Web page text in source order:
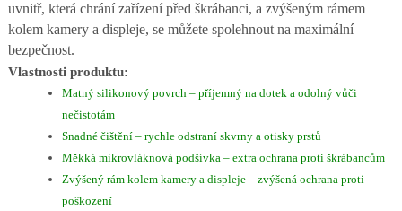
uvnitř, která chrání zařízení před škrábanci, a zvýšeným rámem
kolem kamery a displeje, se můžete spolehnout na maximální
bezpečnost.
Vlastnosti produktu:
Matný silikonový povrch – příjemný na dotek a odolný vůči
nečistotám
Snadné čištění – rychle odstraní skvrny a otisky prstů
Měkká mikrovláknová podšívka – extra ochrana proti škrábancům
Zvýšený rám kolem kamery a displeje – zvýšená ochrana proti
poškození